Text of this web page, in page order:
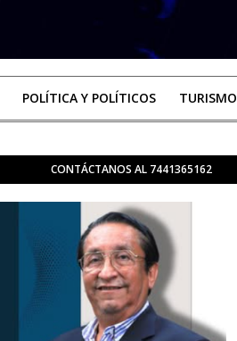
POLÍTICA Y POLÍTICOS TURISMO
CONTÁCTANOS AL 7441365162